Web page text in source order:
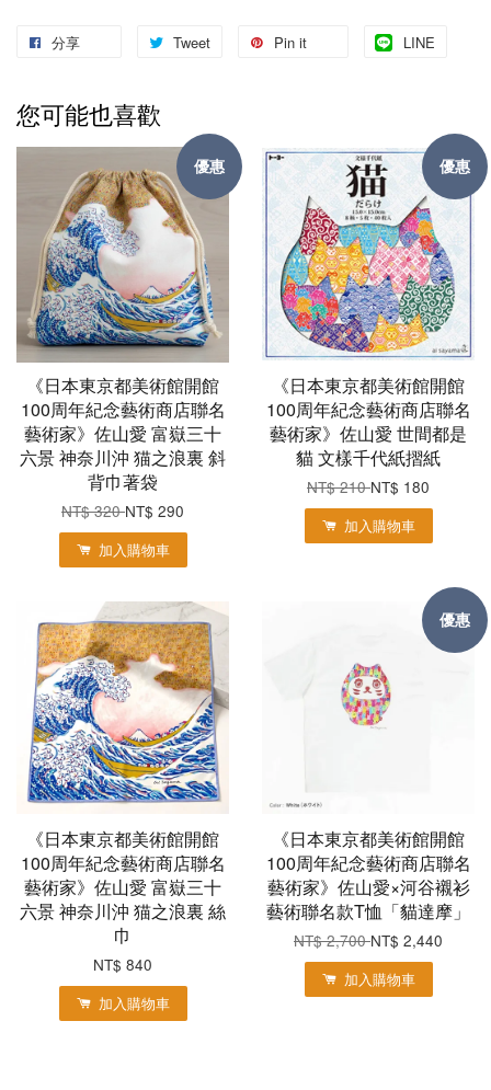
分享 Tweet Pin it LINE
您可能也喜歡
優惠
《日本東京都美術館開館
100周年紀念藝術商店聯名
藝術家》佐山愛 富嶽三十
六景 神奈川沖 猫之浪裏 斜
背巾著袋
NT$ 320NT$ 290
加入購物車
優惠
《日本東京都美術館開館
100周年紀念藝術商店聯名
藝術家》佐山愛 世間都是
貓 文樣千代紙摺紙
NT$ 210NT$ 180
加入購物車
《日本東京都美術館開館
100周年紀念藝術商店聯名
藝術家》佐山愛 富嶽三十
六景 神奈川沖 猫之浪裏 絲
巾
NT$ 840
加入購物車
優惠
《日本東京都美術館開館
100周年紀念藝術商店聯名
藝術家》佐山愛×河谷襯衫
藝術聯名款T恤「貓達摩」
NT$ 2,700NT$ 2,440
加入購物車